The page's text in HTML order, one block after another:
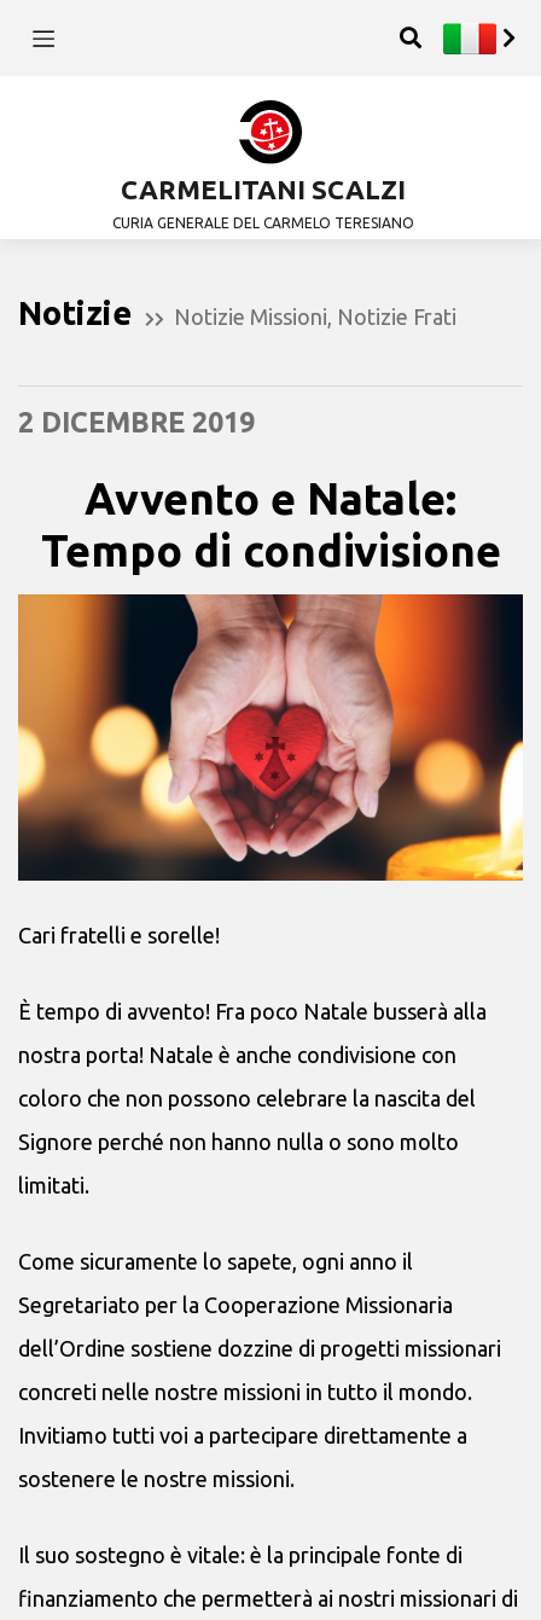
CARMELITANI SCALZI
CURIA GENERALE DEL CARMELO TERESIANO
Notizie Notizie Missioni Notizie Frati
2 DICEMBRE 2019
Avvento e Natale:
Tempo di condivisione
Cari fratelli e sorelle!
È tempo di avvento! Fra poco Natale busserà alla
nostra porta! Natale è anche condivisione con
coloro che non possono celebrare la nascita del
Signore perché non hanno nulla o sono molto
limitati.
Come sicuramente lo sapete, ogni anno il
Segretariato per la Cooperazione Missionaria
dell’Ordine sostiene dozzine di progetti missionari
concreti nelle nostre missioni in tutto il mondo.
Invitiamo tutti voi a partecipare direttamente a
sostenere le nostre missioni.
Il suo sostegno è vitale: è la principale fonte di
finanziamento che permetterà ai nostri missionari di